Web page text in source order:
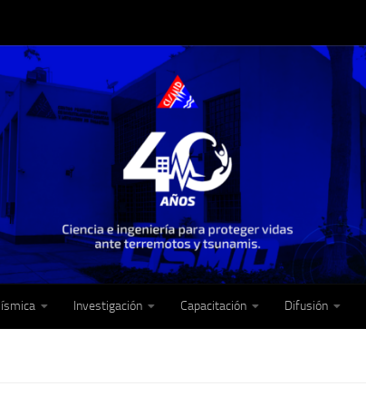
Investigación Capacitación Difusión